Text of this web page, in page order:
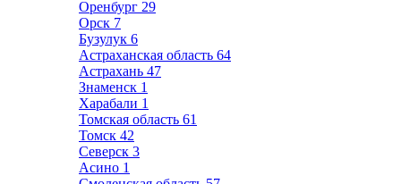
Оренбург 29
Орск 7
Бузулук 6
Астраханская область 64
Астрахань 47
Знаменск 1
Харабали 1
Томская область 61
Томск 42
Северск 3
Асино 1